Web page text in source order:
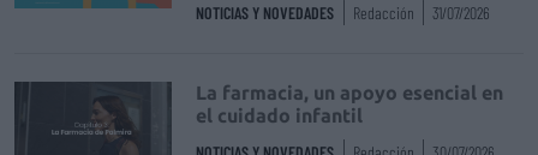
NOTICIAS Y NOVEDADES Redacción 31/07/2026
La farmacia, un apoyo esencial en
el cuidado infantil